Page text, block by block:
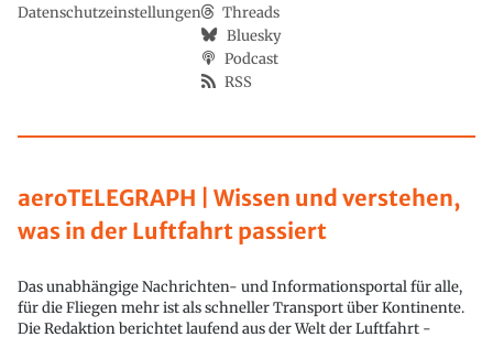
aeroTELEGRAPH | Wissen und verstehen,
was in der Luftfahrt passiert
Das unabhängige Nachrichten- und Informationsportal für alle,
für die Fliegen mehr ist als schneller Transport über Kontinente.
Die Redaktion berichtet laufend aus der Welt der Luftfahrt -
Datenschutzeinstellungen
Threads
Bluesky
Podcast
RSS